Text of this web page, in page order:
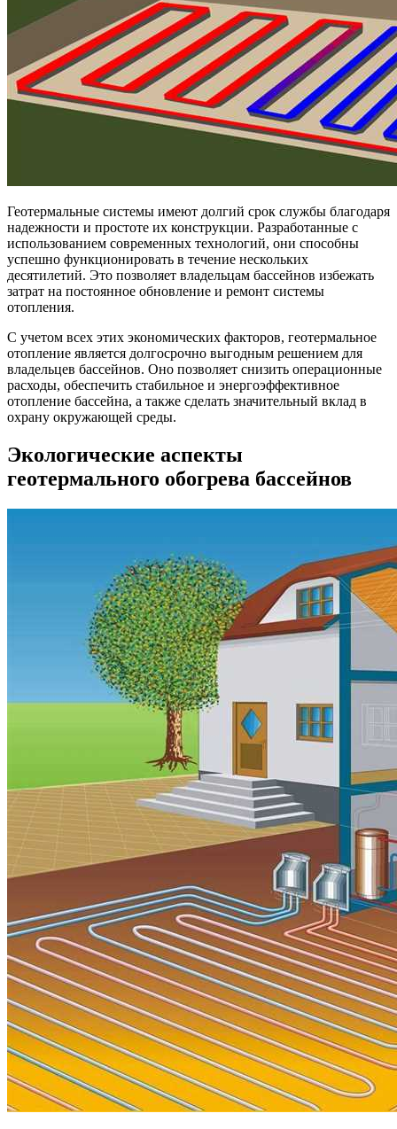
Геотермальные системы имеют долгий срок службы благодаря
надежности и простоте их конструкции. Разработанные с
использованием современных технологий, они способны
успешно функционировать в течение нескольких
десятилетий. Это позволяет владельцам бассейнов избежать
затрат на постоянное обновление и ремонт системы
отопления.
С учетом всех этих экономических факторов, геотермальное
отопление является долгосрочно выгодным решением для
владельцев бассейнов. Оно позволяет снизить операционные
расходы, обеспечить стабильное и энергоэффективное
отопление бассейна, а также сделать значительный вклад в
охрану окружающей среды.
Экологические аспекты
геотермального обогрева бассейнов